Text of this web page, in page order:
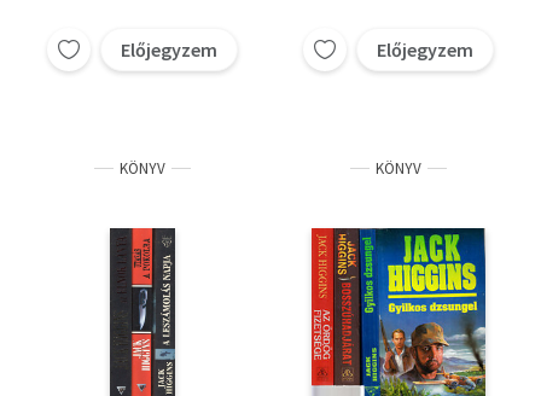
Előjegyzem Előjegyzem
KÖNYV KÖNYV